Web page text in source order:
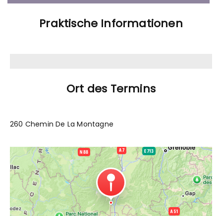
Praktische Informationen
Ort des Termins
260 Chemin De La Montagne